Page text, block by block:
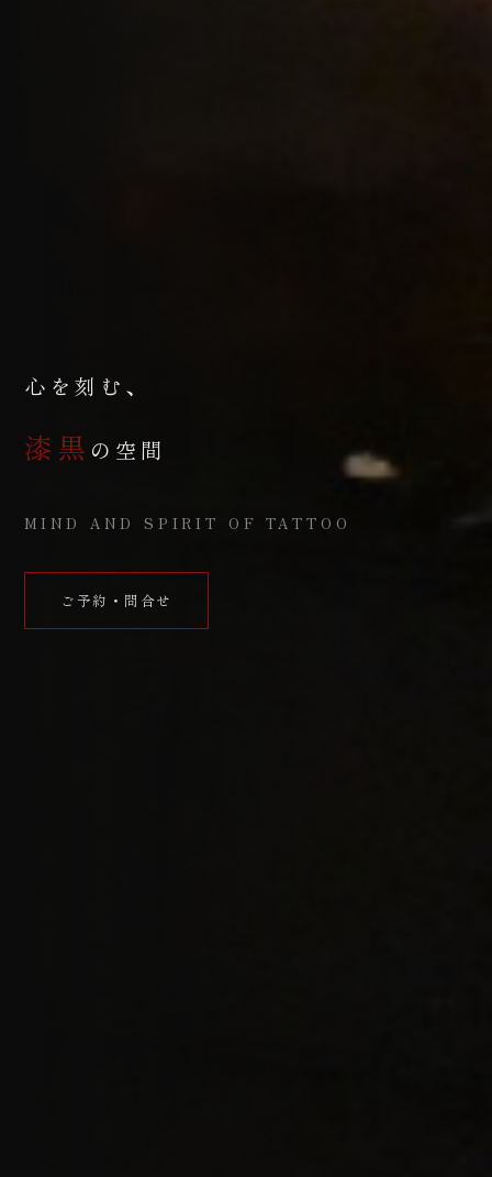
心を刻む、
漆黒 の空間
MIND AND SPIRIT OF TATTOO
ご予約・問合せ